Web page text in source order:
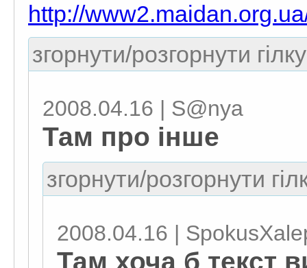
http://
згорнути/розгорнути
2008.04.16 | S@nya
Там про інше
згорнути/розгорнути
2008.04.16 |
Там хоча б текст